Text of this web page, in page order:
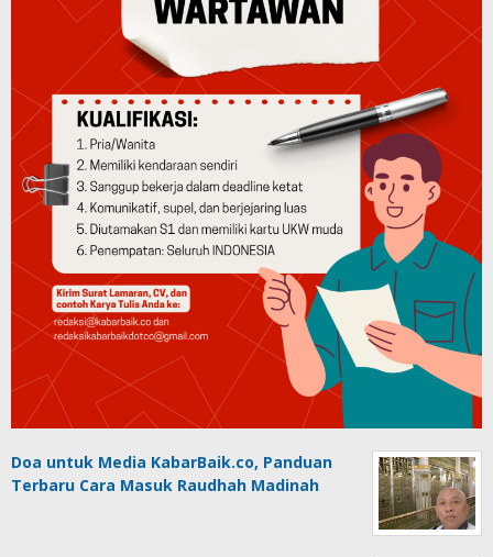
Doa untuk Media KabarBaik.co, Panduan
Terbaru Cara Masuk Raudhah Madinah